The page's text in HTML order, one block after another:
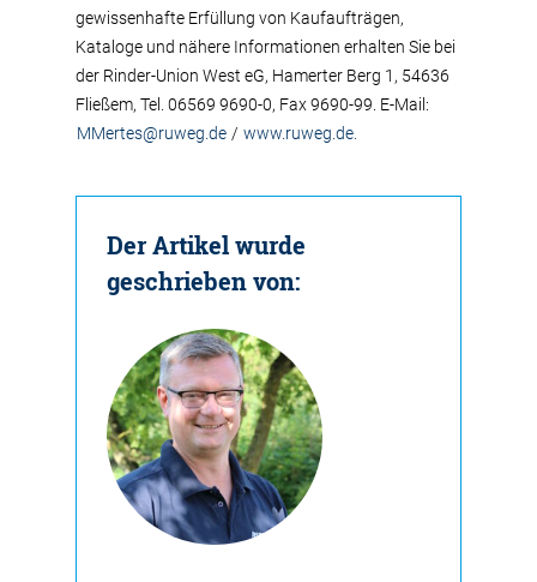
gewissenhafte Erfüllung von Kaufaufträgen,
Kataloge und nähere Informationen erhalten Sie bei
der Rinder-Union West eG, Hamerter Berg 1, 54636
Fließem, Tel. 06569 9690-0, Fax 9690-99. E-Mail:
MMertes@ruweg.de / www.ruweg.de.
Der Artikel wurde
geschrieben von: